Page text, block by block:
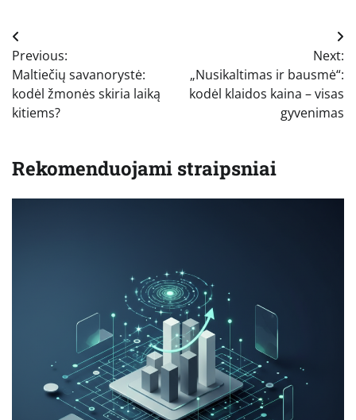
Navigacija
tarp
įrašų
Previous:
Maltiečių savanorystė:
kodėl žmonės skiria laiką
kitiems?
Next:
„Nusikaltimas ir bausmė“:
kodėl klaidos kaina – visas
gyvenimas
Rekomenduojami straipsniai